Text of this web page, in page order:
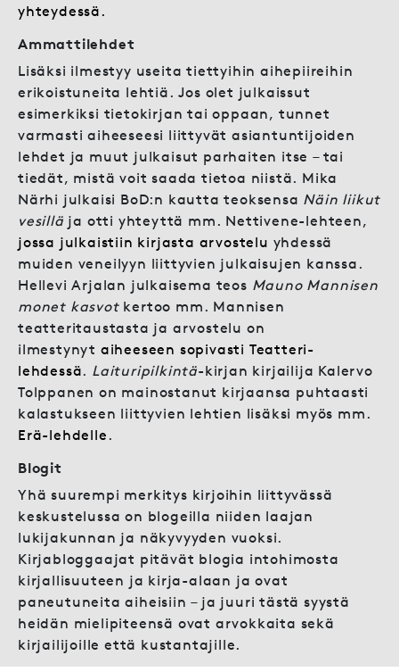
yhteydessä .
Ammattilehdet
Lisäksi ilmestyy useita tiettyihin aihepiireihin
erikoistuneita lehtiä. Jos olet julkaissut
esimerkiksi tietokirjan tai oppaan, tunnet
varmasti aiheeseesi liittyvät asiantuntijoiden
lehdet ja muut julkaisut parhaiten itse – tai
tiedät, mistä voit saada tietoa niistä. Mika
Närhi julkaisi BoD:n kautta teoksensa Näin liikut
vesillä ja otti yhteyttä mm. Nettivene-lehteen,
jossa julkaistiin kirjasta arvostelu yhdessä
muiden veneilyyn liittyvien julkaisujen kanssa.
Hellevi Arjalan julkaisema teos Mauno Mannisen
monet kasvot kertoo mm. Mannisen
teatteritaustasta ja arvostelu on
ilmestynyt aiheeseen sopivasti Teatteri-
lehdessä. Laituripilkintä-kirjan kirjailija Kalervo
Tolppanen on mainostanut kirjaansa puhtaasti
kalastukseen liittyvien lehtien lisäksi myös mm.
Erä-lehdelle .
Blogit
Yhä suurempi merkitys kirjoihin liittyvässä
keskustelussa on blogeilla niiden laajan
lukijakunnan ja näkyvyyden vuoksi.
Kirjabloggaajat pitävät blogia intohimosta
kirjallisuuteen ja kirja-alaan ja ovat
paneutuneita aiheisiin – ja juuri tästä syystä
heidän mielipiteensä ovat arvokkaita sekä
kirjailijoille että kustantajille.